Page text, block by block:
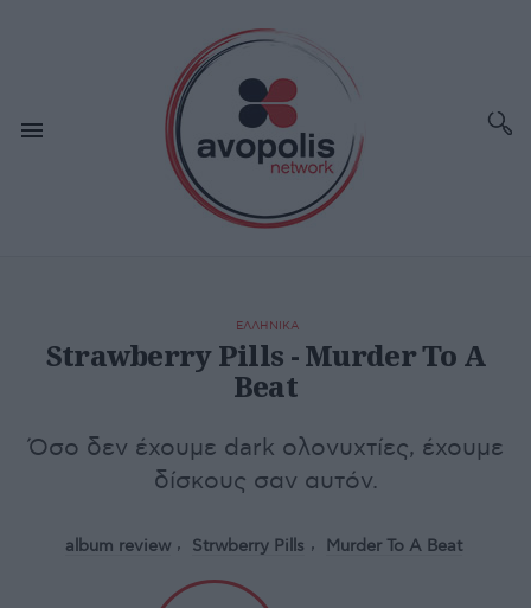
ΕΛΛΗΝΙΚΑ
Strawberry Pills - Murder To A
Beat
Όσο δεν έχουμε dark ολονυχτίες, έχουμε
δίσκους σαν αυτόν.
album review Strwberry Pills Murder To A Beat